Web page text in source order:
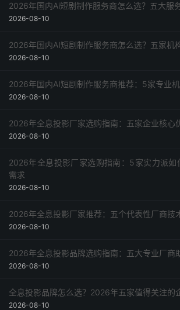
2026年国内Ai短剧制作服务商怎么选？五大服
2026-08-10
2026年国内AI短剧制作服务商怎么选？五家机
2026-08-10
2026年国内AI短剧制作服务商推荐：5家专业
2026-08-10
2026年全息投影厂家选购指南：五家企业核心
2026-08-10
2026年全息投影厂家选购指南：5家实力派如
需求
2026-08-10
2026年全息投影厂家推荐：五个代表性厂商技
2026-08-10
2026年全息投影品牌选购指南：五大专业厂商
2026-08-10
全息投影品牌怎么选？2026年五家值得关注的
2026-08-10